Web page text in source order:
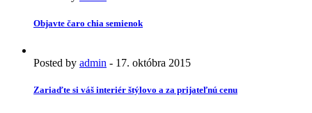
Objavte čaro chia semienok
Posted by admin - 17. októbra 2015
Zariaďte si váš interiér štýlovo a za prijateľnú cenu